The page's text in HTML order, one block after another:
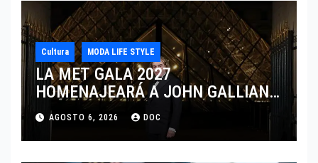
Cultura MODA LIFE STYLE
LA MET GALA 2027
HOMENAJEARÁ A JOHN GALLIANO
MARCANDO EL REGRESO DEL REY
DEL DRAMATISMO
AGOSTO 6, 2026 DOC